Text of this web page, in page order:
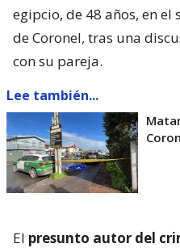
Elpresunto autor del
adolescente de 17 años,
fallecido, quien habría
situación”, según los
blanca de fabricación